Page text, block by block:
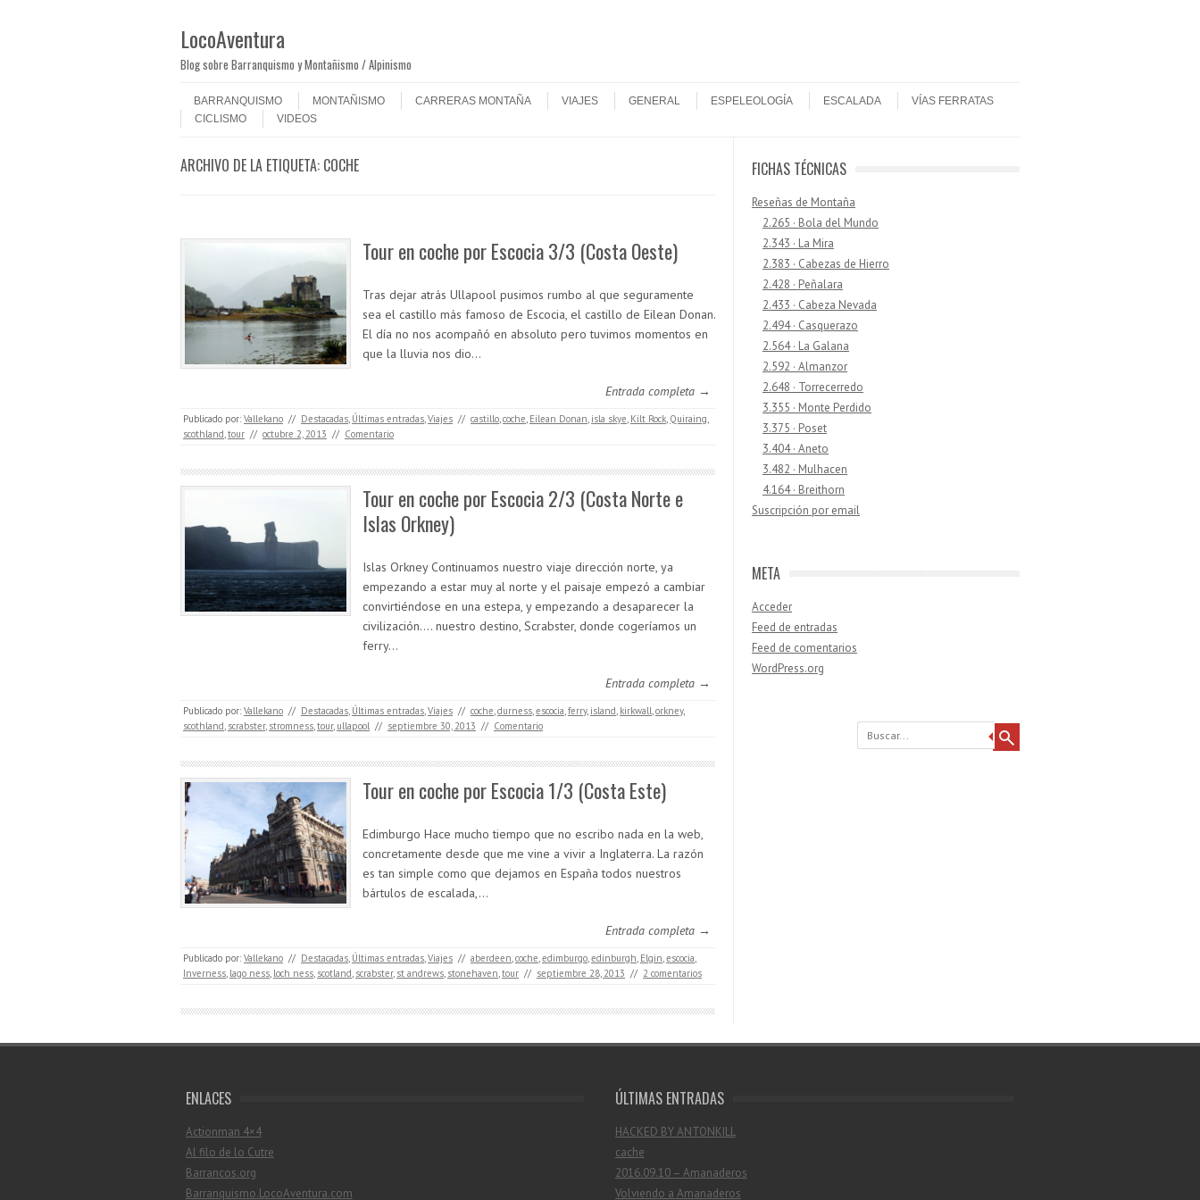
LocoAventura
Blog sobre Barranquismo y Montañismo / Alpinismo
Menú
BARRANQUISMO
MONTAÑISMO CARRERAS MONTAÑA VIAJES GENERAL ESPELEOLOGÍA ESCALADA
VÍAS FERRATAS
CICLISMO
VIDEOS
ARCHIVO DE LA ETIQUETA: COCHE
Tour en coche por Escocia 3/3 (Costa Oeste)
Tras dejar atrás Ullapool pusimos rumbo al que seguramente
sea el castillo más famoso de Escocia, el castillo de Eilean Donan.
El día no nos acompañó en absoluto pero tuvimos momentos en
que la lluvia nos dio…
Entrada completa →
Publicado por: Vallekano // Destacadas, Últimas entradas,Viajes // castillo,coche, Eilean Donan, isla skye, Kilt Rock, Quiraing,
scothland,tour // octubre 2, 2013 // Comentario
Tour en coche por Escocia 2/3 (Costa Norte e
Islas Orkney)
Islas Orkney Continuamos nuestro viaje dirección norte, ya
empezando a estar muy al norte y el paisaje empezó a cambiar
convirtiéndose en una estepa, y empezando a desaparecer la
civilización…. nuestro destino, Scrabster, donde cogeríamos un
ferry…
Entrada completa →
Publicado por: Vallekano // Destacadas, Últimas entradas,Viajes // coche,durness,escocia,ferry, island, kirkwall,orkney,
scothland, scrabster, stromness,tour, ullapool // septiembre 30, 2013 // Comentario
Tour en coche por Escocia 1/3 (Costa Este)
Edimburgo Hace mucho tiempo que no escribo nada en la web,
concretamente desde que me vine a vivir a Inglaterra. La razón
es tan simple como que dejamos en España todos nuestros
bártulos de escalada,…
Entrada completa →
Publicado por: Vallekano // Destacadas, Últimas entradas,Viajes // aberdeen,coche,edimburgo,edinburgh, Elgin,escocia,
Inverness, lago ness, loch ness, scotland, scrabster, st andrews, stonehaven,tour // septiembre 28, 2013 // 2 comentarios
FICHAS TÉCNICAS
Reseñas de Montaña
2.265 · Bola del Mundo
2.343 · La Mira
2.383 · Cabezas de Hierro
2.428 · Peñalara
2.433 · Cabeza Nevada
2.494 · Casquerazo
2.564 · La Galana
2.592 · Almanzor
2.648 · Torrecerredo
3.355 · Monte Perdido
3.375 · Poset
3.404 · Aneto
3.482 · Mulhacen
4.164 · Breithorn
Suscripción por email
META
Acceder
Feed de entradas
Feed de comentarios
WordPress.org
ENLACES
Actionman 4×4
Al filo de lo Cutre
Barrancos.org
Barranquismo.LocoAventura.com
ÚLTIMAS ENTRADAS
HACKED BY ANTONKILL
cache
2016.09.10 – Amanaderos
Volviendo a Amanaderos